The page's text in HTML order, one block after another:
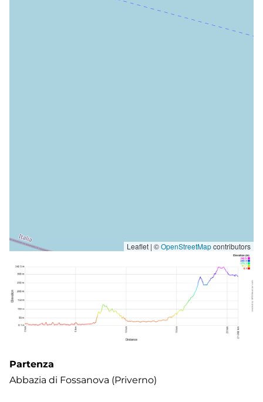
Leaflet | ©OpenStreetMapcontributors
Partenza
Abbazia di Fossanova (Priverno)